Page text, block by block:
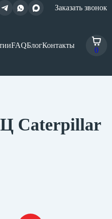
Заказать звонок
FAQБлогКонтакты
0
Caterpillar